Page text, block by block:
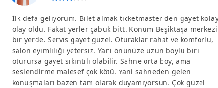
İlk defa geliyorum. Bilet almak ticketmaster den gayet kolay
olay oldu. Fakat yerler çabuk bitt. Konum Beşiktaşa merkezi
bir yerde. Servis gayet güzel. Oturaklar rahat ve komforlu,
salon eyimliliği yetersiz. Yani önünüze uzun boylu biri
oturursa gayet sıkıntılı olabilir. Sahne orta boy, ama
seslendirme malesef çok kötü. Yani sahneden gelen
konuşmaları bazen tam olarak duyamıyorsun. Çok güzel